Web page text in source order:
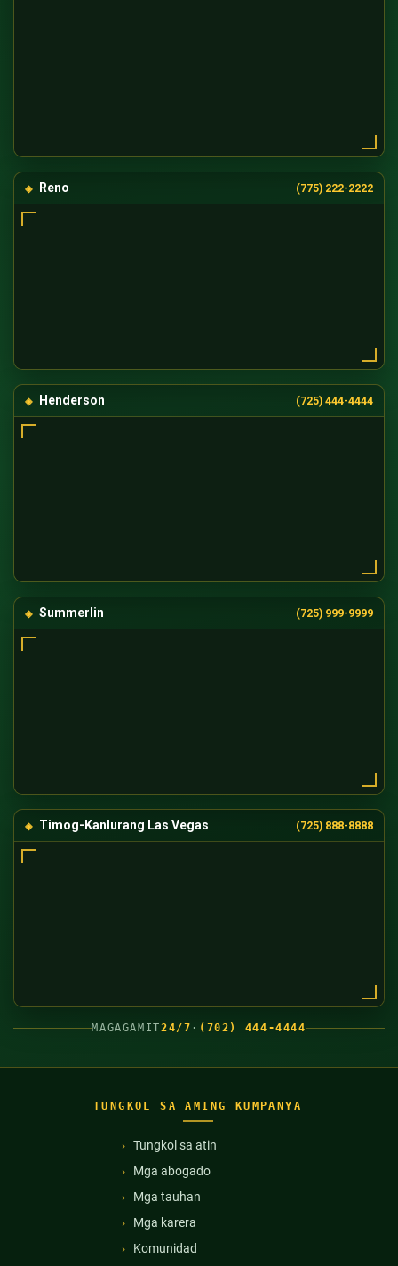
Reno (775) 222-2222
Henderson (725) 444-4444
Summerlin (725) 999-9999
Timog-Kanlurang Las Vegas (725) 888-8888
MAGAGAMIT24/7 · (702) 444-4444
TUNGKOL SA AMING KUMPANYA
Tungkol sa atin
Mga abogado
Mga tauhan
Mga karera
Komunidad